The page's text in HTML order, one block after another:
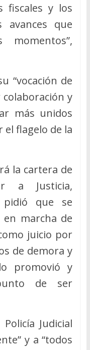
fiscales y los
que
momentos”,
“vocación de
colaboración y
más unidos
flagelo de la
la cartera de
a Justicia,
que se
en marcha de
juicio por
de demora y
promovió y
de ser
Judicial
y a “todos